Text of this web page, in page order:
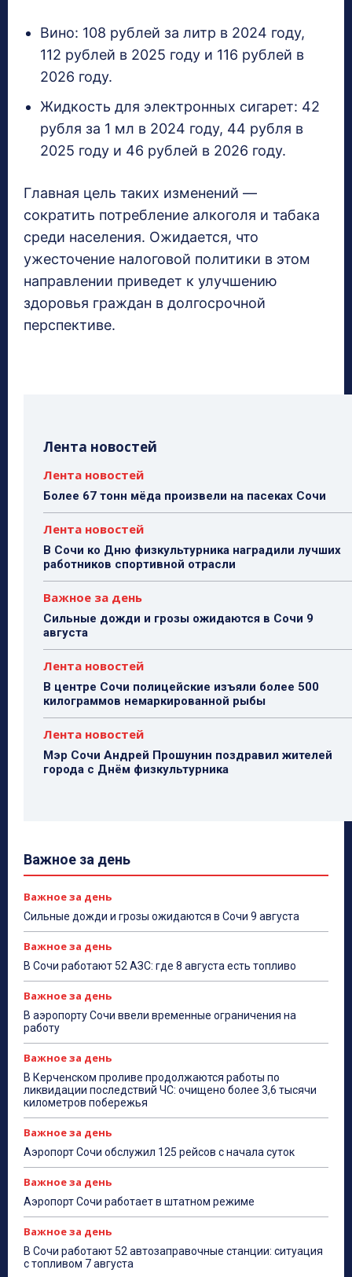
Вино: 108 рублей за литр в 2024 году,
112 рублей в 2025 году и 116 рублей в
2026 году.
Жидкость для электронных сигарет: 42
рубля за 1 мл в 2024 году, 44 рубля в
2025 году и 46 рублей в 2026 году.
Главная цель таких изменений —
сократить потребление алкоголя и табака
среди населения. Ожидается, что
ужесточение налоговой политики в этом
направлении приведет к улучшению
здоровья граждан в долгосрочной
перспективе.
Лента новостей
Лента новостей
Более 67 тонн мёда произвели на пасеках Сочи
Лента новостей
В Сочи ко Дню физкультурника наградили лучших
работников спортивной отрасли
Важное за день
Сильные дожди и грозы ожидаются в Сочи 9
августа
Лента новостей
В центре Сочи полицейские изъяли более 500
килограммов немаркированной рыбы
Лента новостей
Мэр Сочи Андрей Прошунин поздравил жителей
города с Днём физкультурника
Важное за день
Важное за день
Сильные дожди и грозы ожидаются в Сочи 9 августа
Важное за день
В Сочи работают 52 АЗС: где 8 августа есть топливо
Важное за день
В аэропорту Сочи ввели временные ограничения на
работу
Важное за день
В Керченском проливе продолжаются работы по
ликвидации последствий ЧС: очищено более 3,6 тысячи
километров побережья
Важное за день
Аэропорт Сочи обслужил 125 рейсов с начала суток
Важное за день
Аэропорт Сочи работает в штатном режиме
Важное за день
В Сочи работают 52 автозаправочные станции: ситуация
с топливом 7 августа